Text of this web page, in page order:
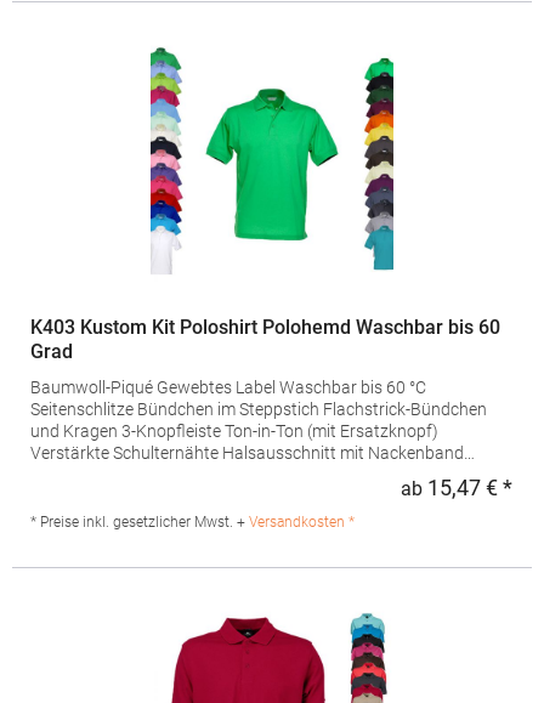
auf der linken BrustseiteGrammatur: 200
g/m²Materialzusammensetzung: 50% Polyester / 50%
BaumwolleAngaben zur Produktsicherheit: Herst.-Nr.:
R312XHersteller: Result Clothing Ltd. Narcisova 1 821 01
Bratislava Slowakei E-Mail: sales@resultclothing.com
K403 Kustom Kit Poloshirt Polohemd Waschbar bis 60
Grad
Baumwoll-Piqué Gewebtes Label Waschbar bis 60 °C
Seitenschlitze Bündchen im Steppstich Flachstrick-Bündchen
und Kragen 3-Knopfleiste Ton-in-Ton (mit Ersatzknopf)
Verstärkte Schulternähte Halsausschnitt mit Nackenband
g/m²Materialzusammensetzung: 65% Polyester / 35%
BaumwolleAngaben zur Produktsicherheit: Herst.-Nr.:
ab 15,47 € *
* Preise inkl. gesetzlicher Mwst. + Versandkosten *